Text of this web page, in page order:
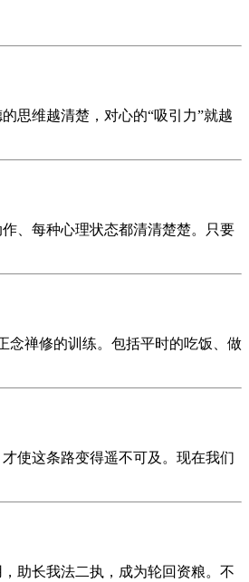
思维越清楚，对心的“吸引力”就越
、每种心理状态都清清楚楚。只要
禅修的训练。包括平时的吃饭、做
使这条路变得遥不可及。现在我们
助长我法二执，成为轮回资粮。不